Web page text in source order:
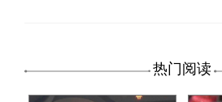
热门阅读